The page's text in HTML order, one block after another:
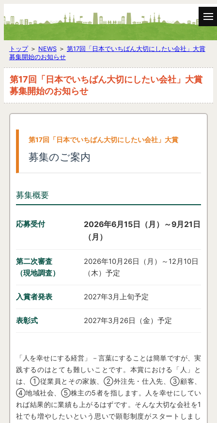
トップ＞ NEWS＞ 第17回「日本でいちばん大切にしたい会社」大賞
募集開始のお知らせ
第17回「日本でいちばん大切にしたい会社」大賞
募集開始のお知らせ
第17回「日本でいちばん大切にしたい会社」大賞
募集のご案内
募集概要
応募受付
2026年6月15日（月）～9月21日
（月）
第二次審査
（現地調査）
2026年10月26日（月）～12月10日
（木）予定
入賞者発表 2027年3月上旬予定
表彰式 2027年3月26日（金）予定
「人を幸せにする経営」－言葉にすることは簡単ですが、実
践するのはとても難しいことです。本賞における「人」と
は、①従業員とその家族、②外注先・仕入先、③顧客、
④地域社会、⑤株主の5者を指します。人を幸せにしてい
れば結果的に業績も上がるはずです。そんな大切な会社を1
社でも増やしたいという思いで顕彰制度がスタートしまし